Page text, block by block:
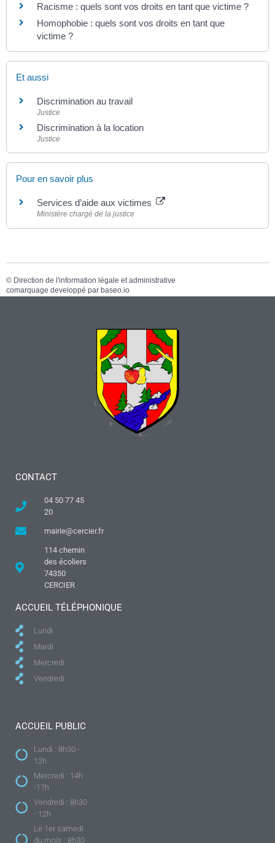
Racisme : quels sont vos droits en tant que victime ?
Homophobie : quels sont vos droits en tant que
victime ?
Et aussi
Discrimination au travail
Justice
Discrimination à la location
Justice
Pour en savoir plus
Services d’aide aux victimes
Ministère chargé de la justice
© Direction de l'information légale et administrative
comarquage developpé par baseo.io
CONTACT
04 50 77 45
20
mairie@cercier.fr
114 chemin
des écoliers
74350
CERCIER
ACCUEIL TÉLÉPHONIQUE
Lundi
Mardi
Mercredi
Vendredi
ACCUEIL PUBLIC
Lundi : 8h30 -
12h
Mercredi : 14h
-17h
Vendredi : 8h30
- 12h
Le 1er samedi
du mois : 8h30 -